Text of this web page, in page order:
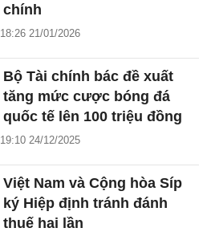
chính
18:26 21/01/2026
Bộ Tài chính bác đề xuất
tăng mức cược bóng đá
quốc tế lên 100 triệu đồng
19:10 24/12/2025
Việt Nam và Cộng hòa Síp
ký Hiệp định tránh đánh
thuế hai lần